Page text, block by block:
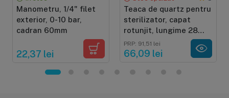
Manometru, 1/4" filet
exterior, 0-10 bar,
cadran 60mm
22,37 lei
Teaca de quartz pentru
sterilizator, capat
rotunjit, lungime 28
cm, pentru sterilizator
UV 25W
PRP: 91,51 lei
66,09 lei